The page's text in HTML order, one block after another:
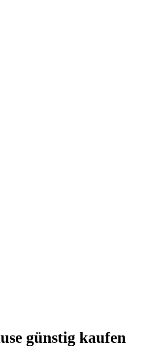
günstig kaufen